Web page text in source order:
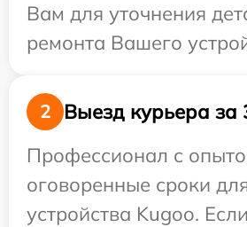
Вам для уточнения
ремонта Вашего
2
Выезд курьера за
Профессионал с
оговоренные сроки
устройства Kugoo.